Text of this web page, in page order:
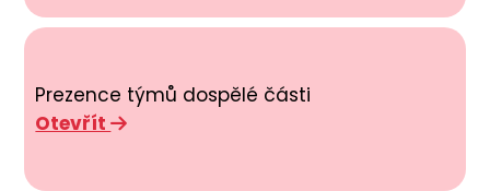
Prezence týmů dospělé části
Otevřít